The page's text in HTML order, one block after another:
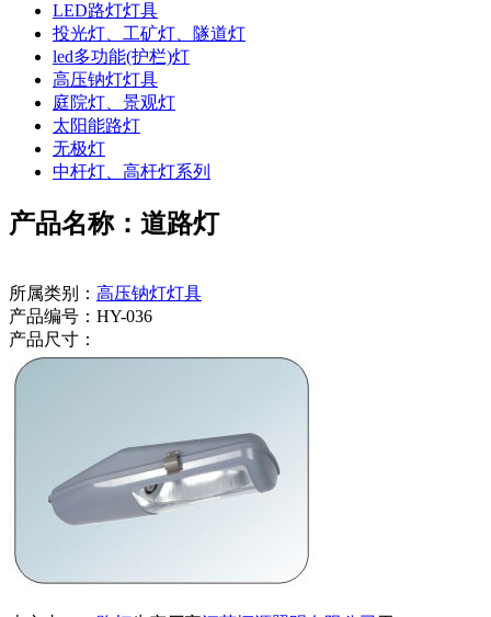
LED路灯灯具
投光灯、工矿灯、隧道灯
led多功能(护栏)灯
高压钠灯灯具
庭院灯、景观灯
太阳能路灯
无极灯
中杆灯、高杆灯系列
产品名称：道路灯
所属类别： 高压钠灯灯具
产品编号：HY-036
产品尺寸：